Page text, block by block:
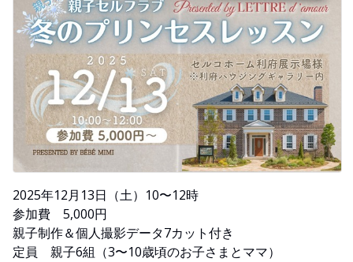
2025年12月13日（土）10〜12時
参加費 5,000円
親子制作＆個人撮影データ7カット付き
定員 親子6組（3〜10歳頃のお子さまとママ）